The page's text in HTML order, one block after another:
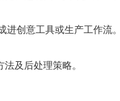
创意工具或生产工作流。
及后处理策略。